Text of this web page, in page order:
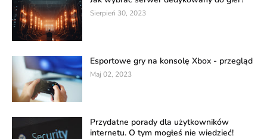
Sierpień 30, 2023
Esportowe gry na konsolę Xbox - przegląd
Maj 02, 2023
Przydatne porady dla użytkowników
internetu. O tym mogłeś nie wiedzieć!